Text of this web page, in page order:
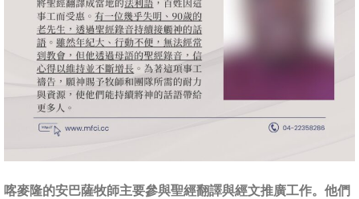
喀麥隆的安巴薩牧師主要參與聖經翻譯與經文推廣工作。他們